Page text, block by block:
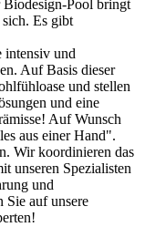
Pool bringt
Es gibt
intensiv und
Auf Basis dieser
und stellen
und eine
Auf Wunsch
aus einer Hand".
Wir koordinieren das
unseren Spezialisten
und
Sie auf unsere